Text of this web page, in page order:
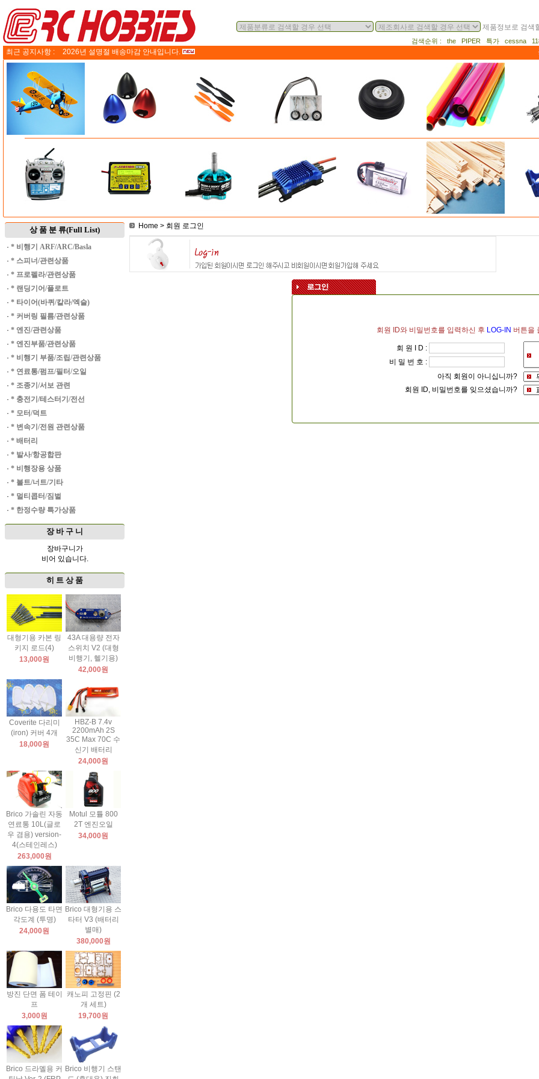
제품정보로 검색
검색순위 : the PIPER 특가 cessna
최근 공지사항 : 2026년 설명절 배송마감 안내입니다.
상 품 분 류(Full List)
· * 비행기 ARF/ARC/Basla
· * 스피너/관련상품
· * 프로펠라/관련상품
· * 랜딩기어/플로트
· * 타이어(바퀴/칼라/엑슬)
· * 커버링 필름/관련상품
· * 엔진/관련상품
· * 엔진부품/관련상품
· * 비행기 부품/조립/관련상품
· * 연료통/펌프/필터/오일
· * 조종기/서보 관련
· * 충전기/테스터기/전선
· * 모터/덕트
· * 변속기/전원 관련상품
· * 배터리
· * 발사/항공합판
· * 비행장용 상품
· * 볼트/너트/기타
· * 멀티콥터/짐벌
· * 한정수량 특가상품
장 바 구 니
장바구니가
비어 있습니다.
히 트 상 품
대형기용 카본 링
키지 로드(4)
13,000원
43A 대용량 전자
스위치 V2 (대형
비행기, 헬기용)
42,000원
Coverite 다리미
(iron) 커버 4개
18,000원
HBZ-B 7.4v
2200mAh 2S
35C Max 70C 수
신기 배터리
24,000원
Brico 가솔린 자동
연료통 10L(글로
우 겸용) version-
4(스테인레스)
263,000원
Motul 모튤 800
2T 엔진오일
34,000원
Brico 다용도 타면
각도계 (투명)
24,000원
Brico 대형기용 스
타터 V3 (배터리
별매)
380,000원
방진 단면 폼 테이
프
3,000원
캐노피 고정핀 (2
개 세트)
19,700원
Brico 드라멜용 커
Brico 비행기 스탠
Home > 회원 로그인
회원 ID와 비밀번호를 입력하신 후 LOG-IN 버튼을
회 원 I D :
비 밀 번 호 :
아직 회원이 아니십니까?
회원 ID, 비밀번호를 잊으셨습니까?